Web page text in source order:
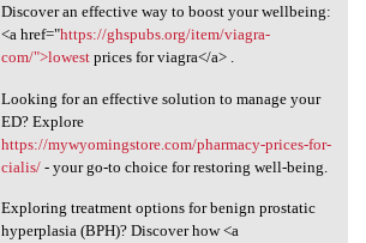
Discover an effective way to boost your wellbeing:
<a href="https://ghspubs.org/item/viagra-
com/">lowestprices for viagra</a> .
Looking for an effective solution to manage your
ED? Explore
https://mywyomingstore.com/pharmacy-prices-for-
cialis/- your go-to choice for restoring well-being.
Exploring treatment options for benign prostatic
hyperplasia (BPH)? Discover how <a